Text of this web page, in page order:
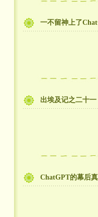
一不留神上了
出埃及记之二十
ChatGPT的幕后